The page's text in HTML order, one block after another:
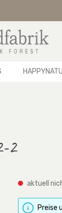
2
aktuell
Preise